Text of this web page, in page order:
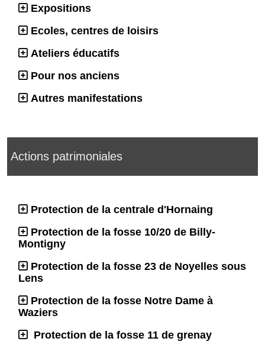
Expositions
Ecoles, centres de loisirs
Ateliers éducatifs
Pour nos anciens
Autres manifestations
Actions patrimoniales
Protection de la centrale d'Hornaing
Protection de la fosse 10/20 de Billy-
Montigny
Protection de la fosse 23 de Noyelles sous
Lens
Protection de la fosse Notre Dame à
Waziers
Protection de la fosse 11 de grenay